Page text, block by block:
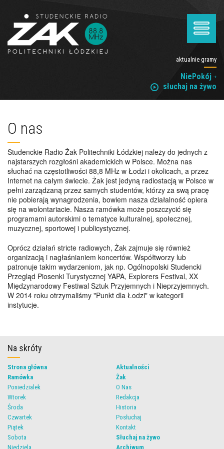
aktualnie gramy
NiePokój
słuchaj na żywo
O nas
Studenckie Radio Żak Politechniki Łódzkiej należy do jednych z
najstarszych rozgłośni akademickich w Polsce. Można nas
słuchać na częstotliwości 88,8 MHz w Łodzi i okolicach, a przez
Internet na całym świecie. Żak jest jedyną radiostacją w Polsce w
pełni zarządzaną przez samych studentów, którzy za swą pracę
nie pobierają wynagrodzenia, bowiem nasza działalność opiera
się na wolontariacie. Nasza ramówka może poszczycić się
programami autorskimi o tematyce kulturalnej, społecznej,
muzycznej, sportowej i publicystycznej.
Oprócz działań stricte radiowych, Żak zajmuje się również
organizacją i nagłaśnianiem koncertów. Współtworzy lub
patronuje takim wydarzeniom, jak np. Ogólnopolski Studencki
Przegląd Piosenki Turystycznej YAPA, Explorers Festival, XX
Międzynarodowy Festiwal Sztuk Przyjemnych i Nieprzyjemnych.
W 2014 roku otrzymaliśmy "Punkt dla Łodzi" w kategorii
instytucje.
Na skróty
Strona główna
Ramówka
Poniedzialek
Wtorek
Środa
Czwartek
Piątek
Sobota
Niedziela
Aktualności
Żak
O Nas
Redakcja
Historia
Posłuchaj
Kontakt
Słuchaj na żywo
Archiwum